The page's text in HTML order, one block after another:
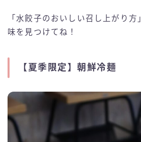
「水餃子のおいしい召し上がり
味を見つけてね！
【夏季限定】朝鮮冷麺